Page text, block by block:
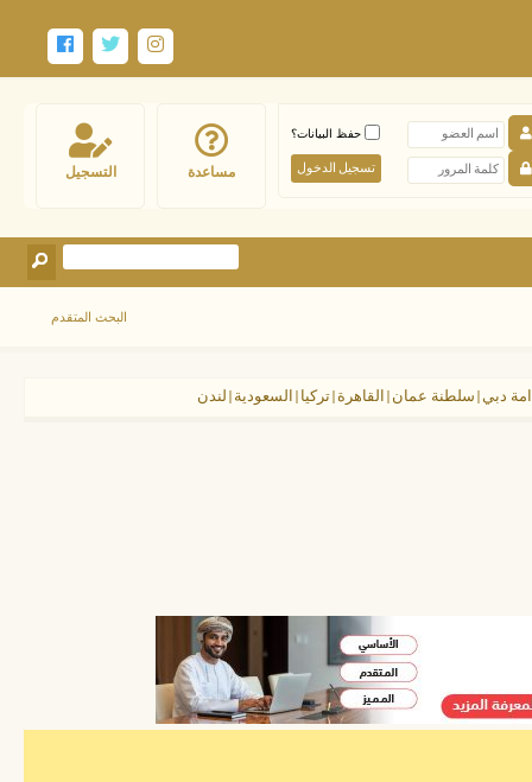
التسجيل مساعدة
حفظ البيانات؟
البحث المتقدم
دبي|سلطنة عمان|القاهرة|تركيا|السعودية|لندن